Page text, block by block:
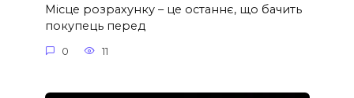
Місце розрахунку – це останнє, що бачить
покупець перед
0 11